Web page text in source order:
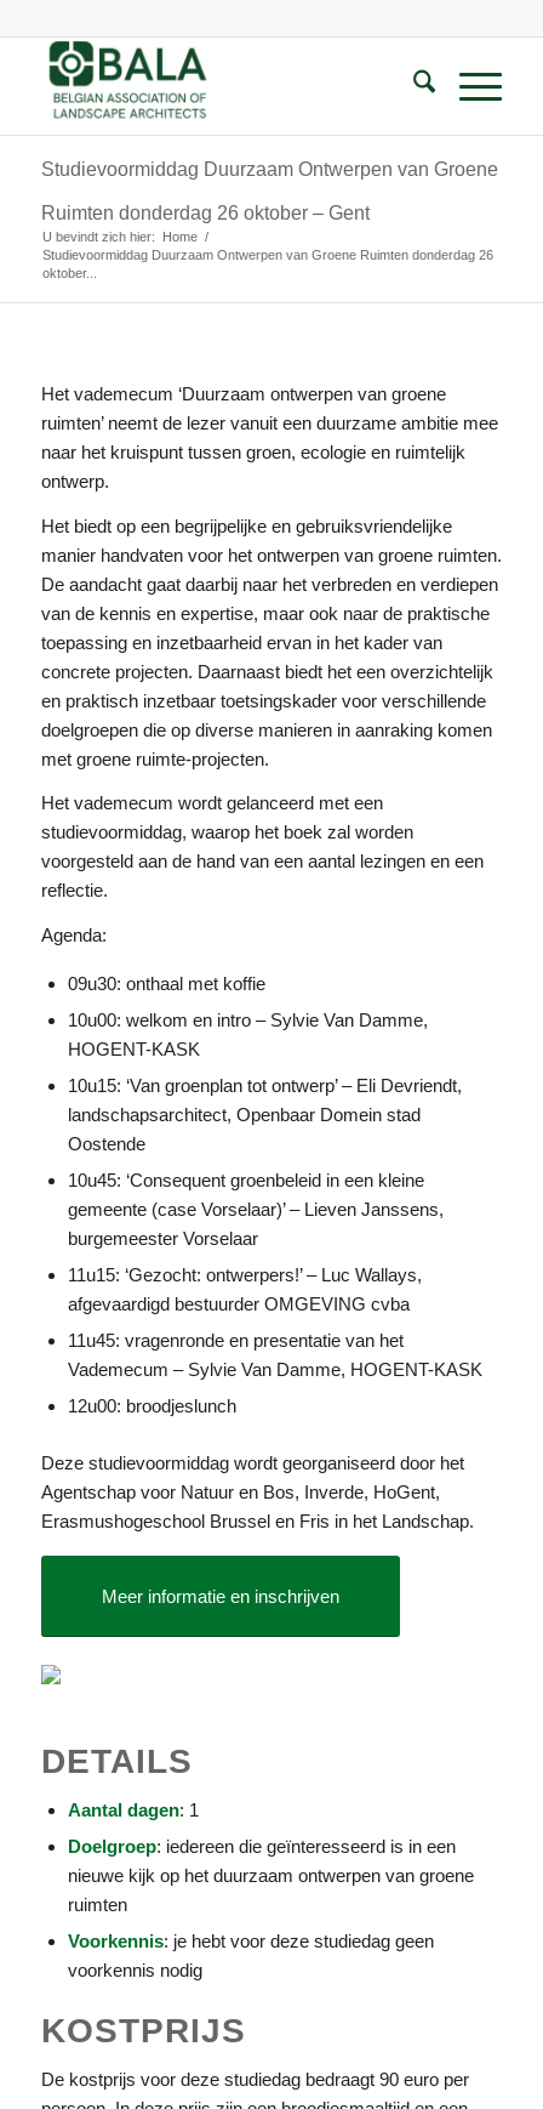
Studievoormiddag Duurzaam Ontwerpen van Groene
Ruimten donderdag 26 oktober – Gent
U bevindt zich hier: Home /
Studievoormiddag Duurzaam Ontwerpen van Groene Ruimten donderdag 26
oktober...
Het vademecum ‘Duurzaam ontwerpen van groene
ruimten’ neemt de lezer vanuit een duurzame ambitie mee
naar het kruispunt tussen groen, ecologie en ruimtelijk
ontwerp.
Het biedt op een begrijpelijke en gebruiksvriendelijke
manier handvaten voor het ontwerpen van groene ruimten.
De aandacht gaat daarbij naar het verbreden en verdiepen
van de kennis en expertise, maar ook naar de praktische
toepassing en inzetbaarheid ervan in het kader van
concrete projecten. Daarnaast biedt het een overzichtelijk
en praktisch inzetbaar toetsingskader voor verschillende
doelgroepen die op diverse manieren in aanraking komen
met groene ruimte-projecten.
Het vademecum wordt gelanceerd met een
studievoormiddag, waarop het boek zal worden
voorgesteld aan de hand van een aantal lezingen en een
reflectie.
Agenda:
09u30: onthaal met koffie
10u00: welkom en intro – Sylvie Van Damme,
HOGENT-KASK
10u15: ‘Van groenplan tot ontwerp’ – Eli Devriendt,
landschapsarchitect, Openbaar Domein stad
Oostende
10u45: ‘Consequent groenbeleid in een kleine
gemeente (case Vorselaar)’ – Lieven Janssens,
burgemeester Vorselaar
11u15: ‘Gezocht: ontwerpers!’ – Luc Wallays,
afgevaardigd bestuurder OMGEVING cvba
11u45: vragenronde en presentatie van het
Vademecum – Sylvie Van Damme, HOGENT-KASK
12u00: broodjeslunch
Deze studievoormiddag wordt georganiseerd door het
Agentschap voor Natuur en Bos, Inverde, HoGent,
Erasmushogeschool Brussel en Fris in het Landschap.
Meer informatie en inschrijven
DETAILS
Aantal dagen: 1
Doelgroep: iedereen die geïnteresseerd is in een
nieuwe kijk op het duurzaam ontwerpen van groene
ruimten
Voorkennis: je hebt voor deze studiedag geen
voorkennis nodig
KOSTPRIJS
De kostprijs voor deze studiedag bedraagt 90 euro per